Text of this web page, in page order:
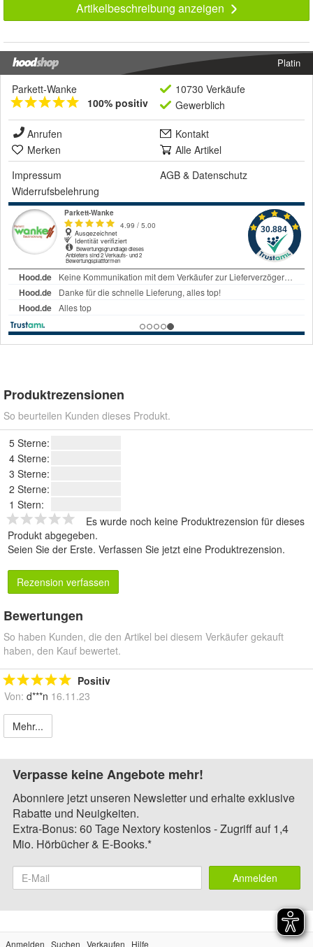
Artikelbeschreibung anzeigen
Platin
Parkett-Wanke
100% positiv
10730 Verkäufe
Gewerblich
Anrufen
Kontakt
Merken
Alle Artikel
Impressum
AGB & Datenschutz
Widerrufsbelehrung
Produktrezensionen
So beurteilen Kunden dieses Produkt.
5 Sterne:
4 Sterne:
3 Sterne:
2 Sterne:
1 Stern:
Es wurde noch keine Produktrezension für dieses
Produkt abgegeben.
Seien Sie der Erste. Verfassen Sie jetzt eine Produktrezension.
Rezension verfassen
Bewertungen
So haben Kunden, die den Artikel bei diesem Verkäufer gekauft
haben, den Kauf bewertet.
Positiv
Von: d***n 16.11.23
Mehr...
Verpasse keine Angebote mehr!
Abonniere jetzt unseren Newsletter und erhalte exklusive
Rabatte und Neuigkeiten.
Extra-Bonus: 60 Tage Nextory kostenlos - Zugriff auf 1,4
Mio. Hörbücher & E-Books.*
Anmelden
Anmelden Suchen Verkaufen Hilfe